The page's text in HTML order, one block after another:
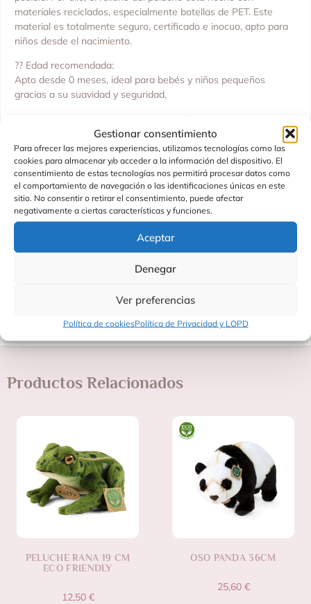
Gestionar consentimiento
Para ofrecer las mejores experiencias, utilizamos tecnologías como las
cookies para almacenar y/o acceder a la información del dispositivo. El
consentimiento de estas tecnologías nos permitirá procesar datos como
el comportamiento de navegación o las identificaciones únicas en este
sitio. No consentir o retirar el consentimiento, puede afectar
negativamente a ciertas características y funciones.
Aceptar
Denegar
Ver preferencias
Política de cookiesPolítica de Privacidad y LOPD
materiales reciclados, especialmente botellas de PET. Este
material es totalmente seguro, certificado e inocuo, apto para
niños desde el nacimiento.
?? Edad recomendada:
Apto desde 0 meses, ideal para bebés y niños pequeños
gracias a su suavidad y seguridad.
¿Sabías que los Ragdolls son extremadamente tranquilos y
rara vez usan las garras, incluso cuando juegan? Esto los hace
compañeros perfectos para abrazos suaves y momentos de
juego seguros.
?? Consejos de limpieza:
Para mantenerlo siempre limpio y suave, simplemente limpiar
con un paño húmedo mojado en agua. No es necesario lavarlo
a máquina, lo que ayuda a conservar su textura y forma
abrazar, jugar y coleccionar, mientras fomentas un consumo
Productos Relacionados
PELUCHE RANA 19 CM
ECO FRIENDLY
12,50 €
OSO PANDA 36CM
25,60 €